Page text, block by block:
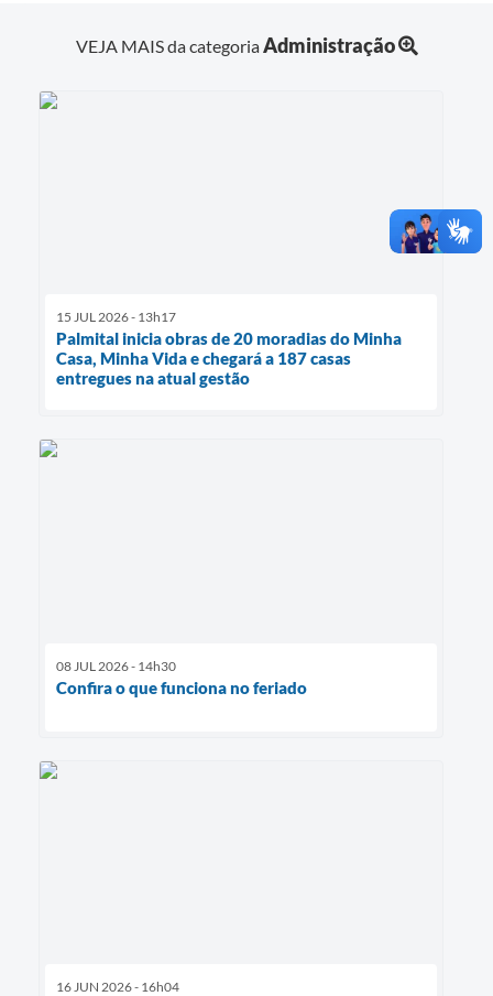
VEJA MAIS da categoriaAdministração
15 JUL 2026 - 13h17
Palmital inicia obras de 20 moradias do Minha
Casa, Minha Vida e chegará a 187 casas
entregues na atual gestão
08 JUL 2026 - 14h30
Confira o que funciona no feriado
16 JUN 2026 - 16h04